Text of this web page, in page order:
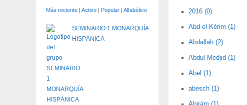
2016 (0)
Abd-el-Kérim (1)
Abdallah (2)
Abdul-Medjid (1)
Abel (1)
abesch (1)
Más reciente Activo Popular Alfabético
SEMINARIO 1 MONARQUÍA
HISPÁNICA